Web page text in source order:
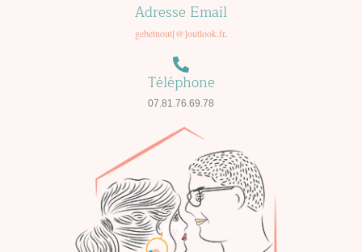
Adresse Email
gebetnout[@]outlook.fr.
Téléphone
07.81.76.69.78